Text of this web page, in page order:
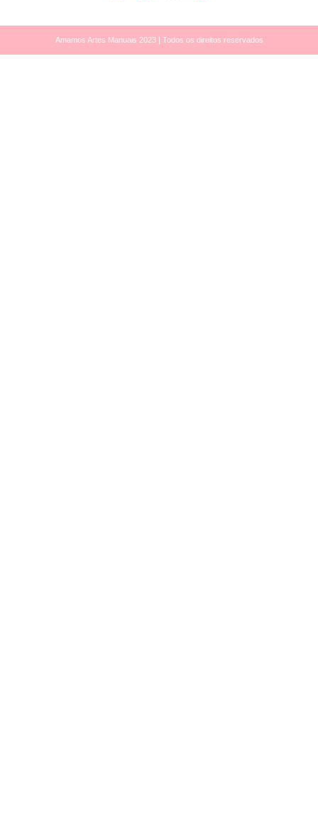
Amamos Artes Manuais 2023 | Todos os direitos reservados